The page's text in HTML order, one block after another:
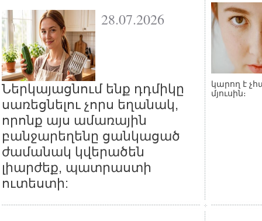
28.07.2026
Ներկայացնում ենք դդմիկը
սառեցնելու չորս եղանակ,
որոնք այս ամառային
բանջարեղենը ցանկացած
ժամանակ կվերածեն
լիարժեք, պատրաստի
ուտեստի:
կարող է
մյուսին։